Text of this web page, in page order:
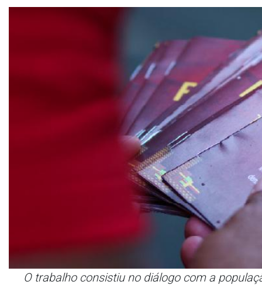
O trabalho consistiu no diálogo com a